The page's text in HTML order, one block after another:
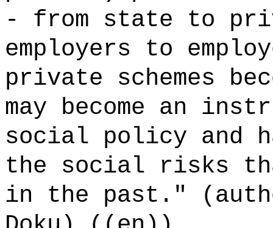
- from state to
employers to
private schemes
may become an
social policy and
the social risks
in the past."